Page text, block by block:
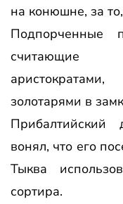
на конюшне, за
Подпорченные
считающие
золотарями в
Прибалтийский
вонял, что его
Тыква
сортира.